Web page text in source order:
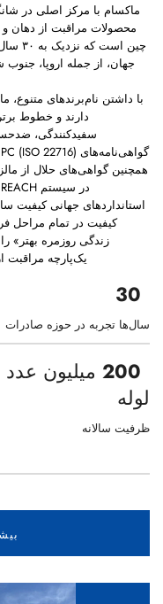
ماکسام با مرکز اصلی در
محصولات مراقبت از دهان و
چین
جهان، از جمله اروپا، جنوب
با داشتن نام‌برندهای متنوع،
دارند و خطوط
سفیدکنندگی،
همچنین گواهی‌های حلال از
استانداردهای جهانی کیفیت
کیفیت در تمام مراحل
زندگی روزمره بهتر»
یک‌پارچه مراقبت
30
سال‌ها تجربه در حوزه صادرات
200 میلیون عدد
لوله
ظرفیت سالانه